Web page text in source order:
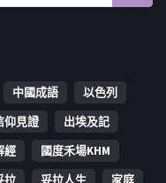
中國成語
以色列
仰見證
出埃及記
經
國度禾場KHM